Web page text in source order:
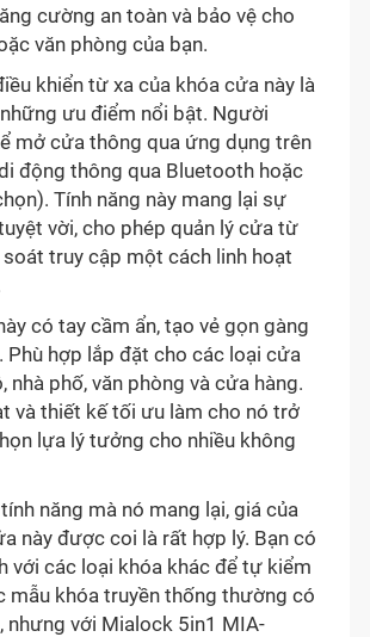
cường an toàn và bảo vệ cho
văn phòng của bạn.
khiển từ xa của khóa cửa này là
ưu điểm nổi bật. Người
mở cửa thông qua ứng dụng trên
động thông qua Bluetooth hoặc
Tính năng này mang lại sự
vời, cho phép quản lý cửa từ
soát truy cập một cách linh hoạt
có tay cầm ẩn, tạo vẻ gọn gàng
Phù hợp lắp đặt cho các loại cửa
nhà phố, văn phòng và cửa hàng.
và thiết kế tối ưu làm cho nó trở
lựa lý tưởng cho nhiều không
năng mà nó mang lại, giá của
này được coi là rất hợp lý. Bạn có
với các loại khóa khác để tự kiểm
mẫu khóa truyền thống thường có
nhưng với Mialock 5in1 MIA-